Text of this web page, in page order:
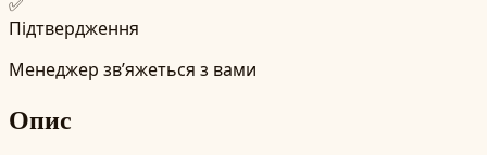
Підтвердження
Менеджер зв’яжеться з вами
Опис